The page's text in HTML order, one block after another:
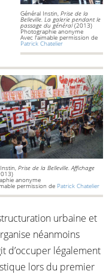
Général Instin,Prise de la
Belleville. La galerie pendant le
passage du général(2013)
Photographie anonyme
Avec l'aimable permission de
Patrick Chatelier
Prise de la Belleville. Affichage
anonyme
permission de Patrick Chatelier
urbaine et
néanmoins
d’occuper légalement
lors du premier